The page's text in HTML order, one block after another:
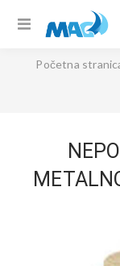
Početna